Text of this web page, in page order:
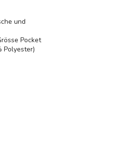
und
Pocket
Polyester)